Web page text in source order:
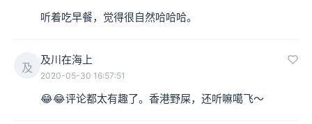
听着吃早餐，觉得很自然哈哈哈。
及
及川在海上
2020-05-30 16:57:51
😂😂评论都太有趣了。香港野屎，还听嘛噶飞～